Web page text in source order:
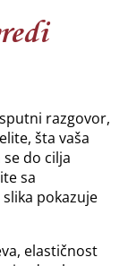
razgovor,
šta vaša
do cilja
sa
pokazuje
elastičnost